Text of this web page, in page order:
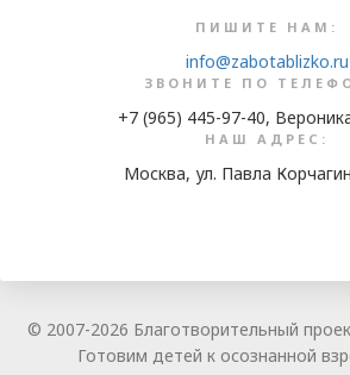
ПИШИТЕ НАМ:
info@zabotablizko.ru
ЗВОНИТЕ ПО
+7 (965) 445-97-40,
НАШ АДРЕС:
Москва, ул. Павла
© 2007-2026 Благотворительный
Готовим детей к осознанной